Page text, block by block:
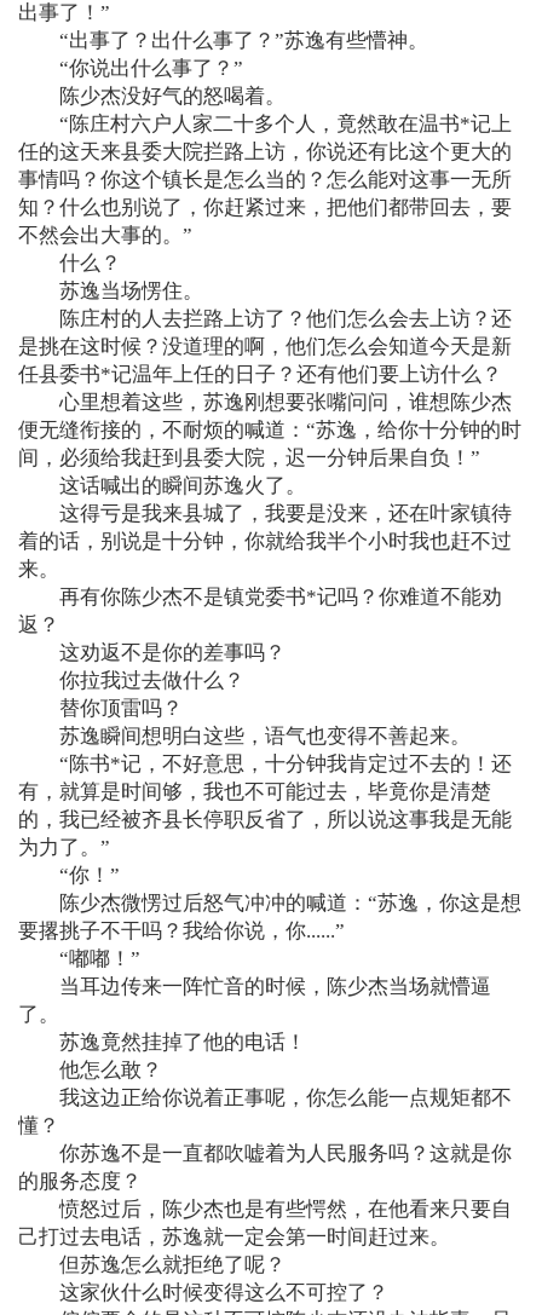
出事了！”
“出事了？出什么事了？”苏逸有些懵神。
“你说出什么事了？”
陈少杰没好气的怒喝着。
“陈庄村六户人家二十多个人，竟然敢在温书*记上
任的这天来县委大院拦路上访，你说还有比这个更大的
事情吗？你这个镇长是怎么当的？怎么能对这事一无所
知？什么也别说了，你赶紧过来，把他们都带回去，要
不然会出大事的。”
什么？
苏逸当场愣住。
陈庄村的人去拦路上访了？他们怎么会去上访？还
是挑在这时候？没道理的啊，他们怎么会知道今天是新
任县委书*记温年上任的日子？还有他们要上访什么？
心里想着这些，苏逸刚想要张嘴问问，谁想陈少杰
便无缝衔接的，不耐烦的喊道：“苏逸，给你十分钟的时
间，必须给我赶到县委大院，迟一分钟后果自负！”
这话喊出的瞬间苏逸火了。
这得亏是我来县城了，我要是没来，还在叶家镇待
着的话，别说是十分钟，你就给我半个小时我也赶不过
来。
再有你陈少杰不是镇党委书*记吗？你难道不能劝
返？
这劝返不是你的差事吗？
你拉我过去做什么？
替你顶雷吗？
苏逸瞬间想明白这些，语气也变得不善起来。
“陈书*记，不好意思，十分钟我肯定过不去的！还
有，就算是时间够，我也不可能过去，毕竟你是清楚
的，我已经被齐县长停职反省了，所以说这事我是无能
为力了。”
“你！”
陈少杰微愣过后怒气冲冲的喊道：“苏逸，你这是想
要撂挑子不干吗？我给你说，你......”
“嘟嘟！”
当耳边传来一阵忙音的时候，陈少杰当场就懵逼
了。
苏逸竟然挂掉了他的电话！
他怎么敢？
我这边正给你说着正事呢，你怎么能一点规矩都不
懂？
你苏逸不是一直都吹嘘着为人民服务吗？这就是你
的服务态度？
愤怒过后，陈少杰也是有些愕然，在他看来只要自
己打过去电话，苏逸就一定会第一时间赶过来。
但苏逸怎么就拒绝了呢？
这家伙什么时候变得这么不可控了？